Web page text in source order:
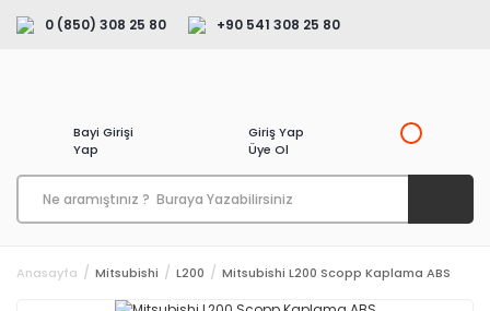
0 (850) 308 25 80 +90 541 308 25 80
Bayi Girişi
Yap
Giriş Yap
Üye Ol
Anasayfa Mitsubishi L200 Mitsubishi L200 Scopp Kaplama ABS